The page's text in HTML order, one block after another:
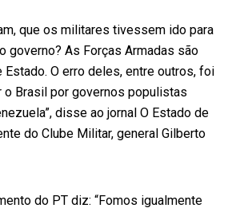
que os militares tivessem ido para
governo? As Forças Armadas são
Estado. O erro deles, entre outros, foi
o Brasil por governos populistas
disse ao jornal O Estado de
do Clube Militar, general Gilberto
do PT diz: “Fomos igualmente